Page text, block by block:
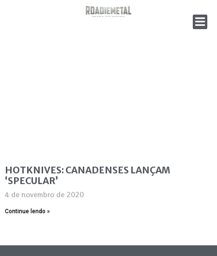
HOTKNIVES: CANADENSES LANÇAM
‘SPECULAR’
4 de novembro de 2020
Continue lendo »